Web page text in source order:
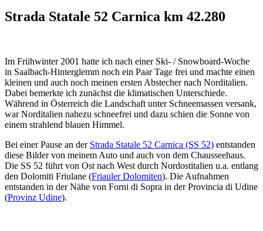
Strada Statale 52 Carnica km 42.280
Im Frühwinter 2001 hatte ich nach einer Ski- / Snowboard-Woche
in Saalbach-Hinterglemm noch ein Paar Tage frei und machte einen
kleinen und auch noch meinen ersten Abstecher nach Norditalien.
Dabei bemerkte ich zunächst die klimatischen Unterschiede.
Während in Österreich die Landschaft unter Schneemassen versank,
war Norditalien nahezu schneefrei und dazu schien die Sonne von
einem strahlend blauen Himmel.
Bei einer Pause an der Strada Statale 52 Carnica (SS 52) entstanden
diese Bilder von meinem Auto und auch von dem Chausseehaus.
Die SS 52 führt von Ost nach West durch Nordostitalien u.a. entlang
den Dolomiti Friulane (Friauler Dolomiten). Die Aufnahmen
entstanden in der Nähe von Forni di Sopra in der Provincia di Udine
(Provinz Udine).